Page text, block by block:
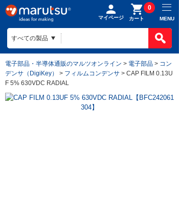
マイページ カート
0
MENU
電子部品・半導体通販のマルツオンライン > 電子部品 > コン
デンサ（DigiKey）
> フィルムコンデンサ > CAP FILM 0.13U
F 5% 630VDC RADIAL